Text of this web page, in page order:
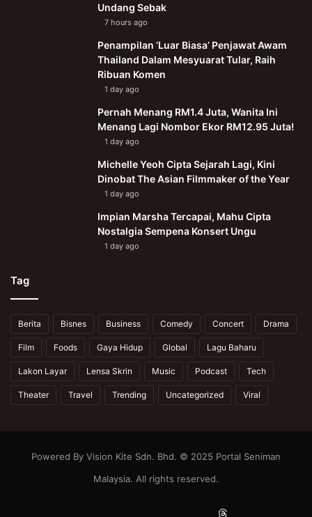
Undang Sebak
7 hours ago
Penampilan ‘Luar Biasa’ Penjawat Awam
Thailand Dalam Mesyuarat Tular, Raih
Ribuan Komen
1 day ago
Pernah Menang RM1.4 Juta, Wanita Ini
Menang Lagi Nombor Ekor RM12.95 Juta!
1 day ago
Michelle Yeoh Cipta Sejarah Lagi, Kini
Dinobat The Asian Filmmaker of the Year
1 day ago
Impian Marsha Tercapai, Mahu Cipta
Nostalgia Sempena Konsert Ungu
1 day ago
Tag
Berita Bisnes Business Comedy Concert Drama
Film Foods Gaya Hidup Global Lagu Baharu
Lakon Layar Lensa Skrin Music Podcast Tech
Theater Travel Trending Uncategorized Viral
Powered By Vision Kite Sdn. Bhd. © 2025 Portal Seniman
Malaysia. All rights reserved.
Instagram